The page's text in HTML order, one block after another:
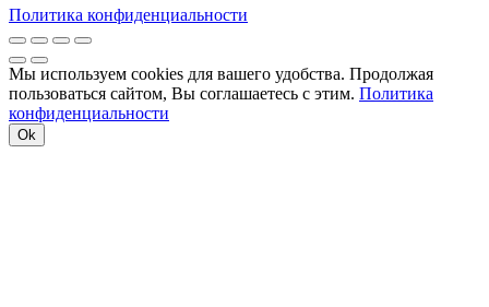
Политика конфиденциальности
Мы используем cookies для вашего удобства. Продолжая
пользоваться сайтом, Вы соглашаетесь с этим. Политика
конфиденциальности
Ok